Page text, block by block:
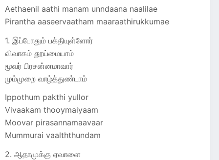
Aethaenil aathi manam unndaana naalilae
Pirantha aaseervaatham maaraathirukkumae
1. இப்போதும் பக்தியுள்ளோர்
விவாகம் தூய்மையாம்
மூவர் பிரசன்னமாவார்
மும்முறை வாழ்த்துண்டாம்
Ippothum pakthi yullor
Vivaakam thooymaiyaam
Moovar pirasannamaavaar
Mummurai vaalththundam
2. ஆதாமுக்கு ஏவாளை